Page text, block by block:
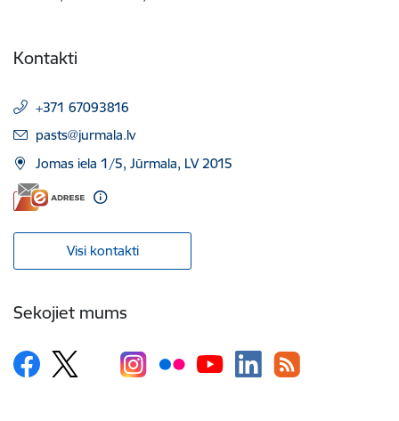
Kontakti
+371 67093816
E-pasts:
pasts@jurmala.lv
Jomas iela 1/5, Jūrmala, LV 2015
Visi kontakti
Sekojiet mums